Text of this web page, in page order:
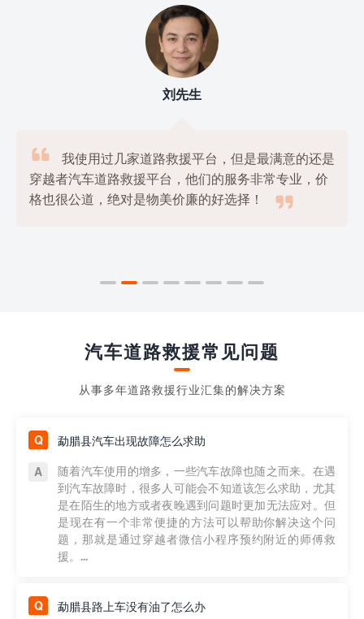
刘先生

我使用过几家道路救援平台，但是最满意的还是
穿越者汽车道路救援平台，他们的服务非常专业，价
格也很公道，绝对是物美价廉的好选择！

汽车道路救援常见问题
从事多年道路救援行业汇集的解决方案
勐腊县汽车出现故障怎么求助
随着汽车使用的增多，一些汽车故障也随之而来。在遇
到汽车故障时，很多人可能会不知道该怎么求助，尤其
是在陌生的地方或者夜晚遇到问题时更加无法应对。但
是现在有一个非常便捷的方法可以帮助你解决这个问
题，那就是通过穿越者微信小程序预约附近的师傅救
援。...
勐腊县路上车没有油了怎么办